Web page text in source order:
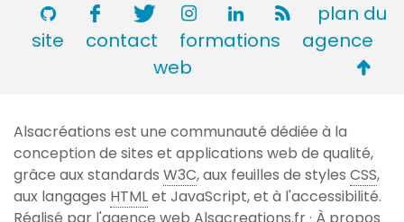
plan du
site
contact formations
agence
web
de
page
Alsacréations est une communauté dédiée à la
conception de sites et applications web de qualité,
grâce aux standards W3C, aux feuilles de styles CSS,
aux langages HTMLet JavaScript, et à l'accessibilité.